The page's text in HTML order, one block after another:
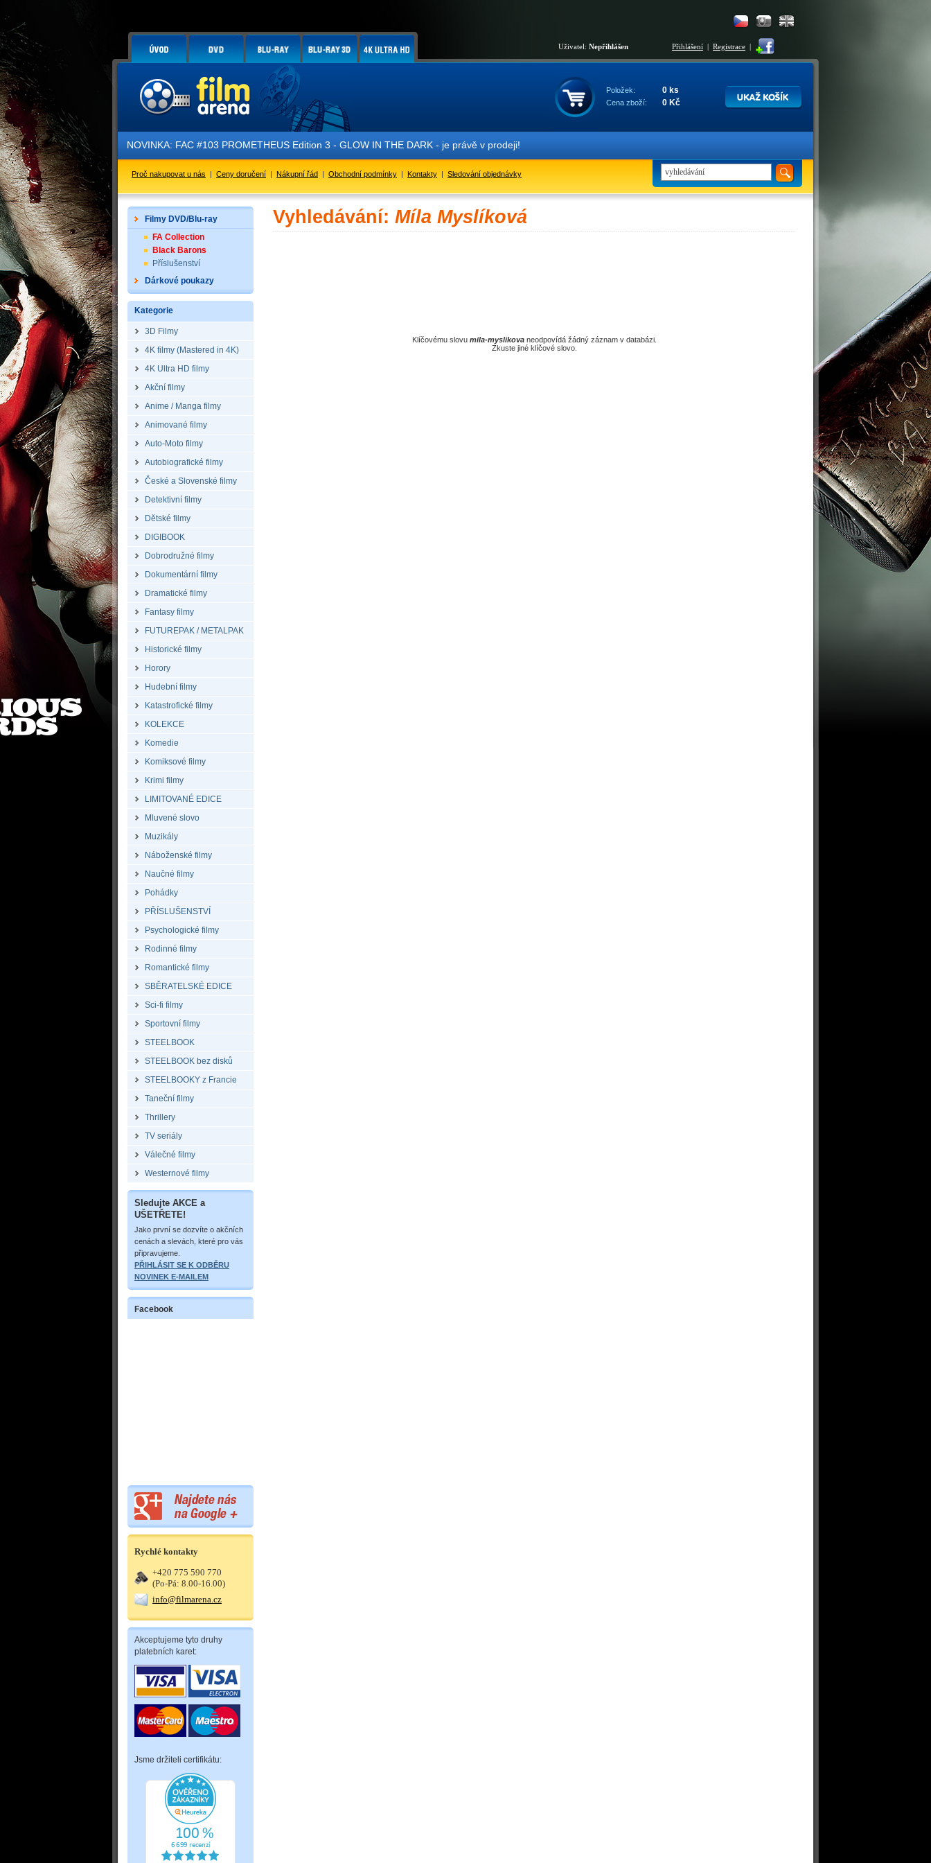
Uživatel: Nepřihlášen Přihlášení | Registrace |
Položek: 0 ks
Cena zboží: 0 Kč
NOVINKA: FAC #103 PROMETHEUS Edition 3 - GLOW IN THE DARK - je právě v prodeji!
Proč nakupovat u nás | Ceny doručení | Nákupní řád | Obchodní podmínky | Kontakty | Sledování objednávky
Filmy DVD/Blu-ray
FA Collection
Black Barons
Příslušenství
Dárkové poukazy
Kategorie
3D Filmy
4K filmy (Mastered in 4K)
4K Ultra HD filmy
Akční filmy
Anime / Manga filmy
Animované filmy
Auto-Moto filmy
Autobiografické filmy
České a Slovenské filmy
Detektivní filmy
Dětské filmy
DIGIBOOK
Dobrodružné filmy
Dokumentární filmy
Dramatické filmy
Fantasy filmy
FUTUREPAK / METALPAK
Historické filmy
Horory
Hudební filmy
Katastrofické filmy
KOLEKCE
Komedie
Komiksové filmy
Krimi filmy
LIMITOVANÉ EDICE
Mluvené slovo
Muzikály
Náboženské filmy
Naučné filmy
Pohádky
PŘÍSLUŠENSTVÍ
Psychologické filmy
Rodinné filmy
Romantické filmy
SBĚRATELSKÉ EDICE
Sci-fi filmy
Sportovní filmy
STEELBOOK
STEELBOOK bez disků
STEELBOOKY z Francie
Taneční filmy
Thrillery
TV seriály
Válečné filmy
Westernové filmy
Sledujte AKCE a
UŠETŘETE!
Jako první se dozvíte o akčních
cenách a slevách, které pro vás
připravujeme.
PŘIHLÁSIT SE K ODBĚRU
NOVINEK E-MAILEM
Facebook
Rychlé kontakty
+420 775 590 770
(Po-Pá: 8.00-16.00)
info@filmarena.cz
Akceptujeme tyto druhy
platebních karet:
Jsme držiteli certifikátu:
Vyhledávání: Míla Myslíková
Klíčovému slovu mila-myslikovaneodpovídá žádný záznam v databázi.
Zkuste jiné klíčové slovo.